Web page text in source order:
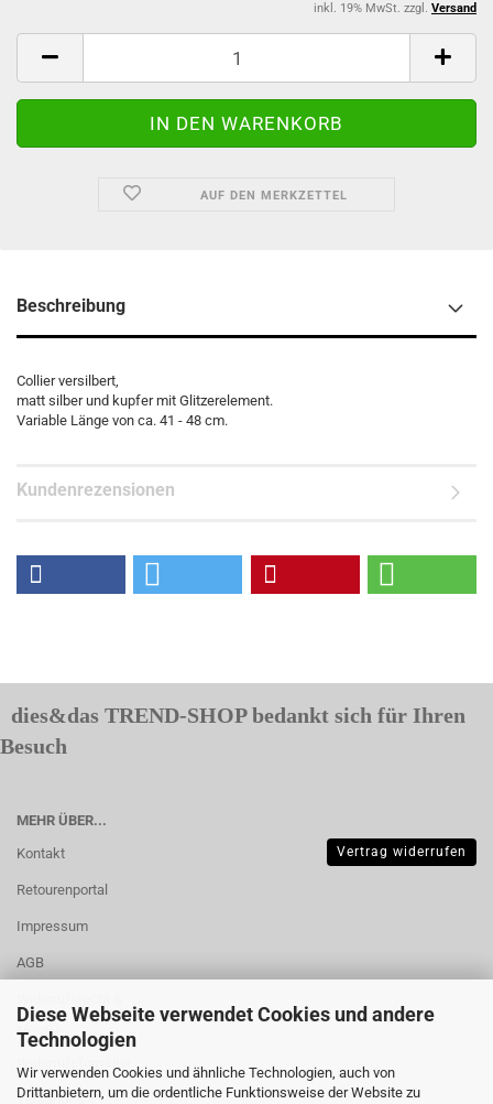
Diese Webseite verwendet Cookies und andere
Technologien
Wir verwenden Cookies und ähnliche Technologien, auch von
Drittanbietern, um die ordentliche Funktionsweise der Website zu
inkl. 19% MwSt. zzgl. Versand
AUF DEN MERKZETTEL
Beschreibung
Collier versilbert,
matt silber und kupfer mit Glitzerelement.
Variable Länge von ca. 41 - 48 cm.
Kundenrezensionen
dies&das TREND-SHOP bedankt sich für Ihren
Besuch
MEHR ÜBER...
Kontakt
Retourenportal
Impressum
AGB
Muster-
Widerrufsformular
Versand- &
Vertrag widerrufen